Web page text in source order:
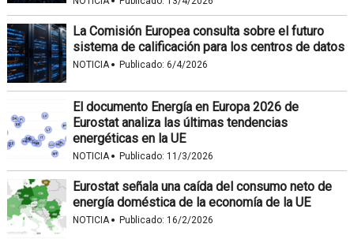
La Comisión Europea consulta sobre el futuro
sistema de calificación para los centros de datos
NOTICIA· Publicado: 6/4/2026
El documento Energía en Europa 2026 de
Eurostat analiza las últimas tendencias
energéticas en la UE
NOTICIA· Publicado: 11/3/2026
Eurostat señala una caída del consumo neto de
energía doméstica de la economía de la UE
NOTICIA· Publicado: 16/2/2026